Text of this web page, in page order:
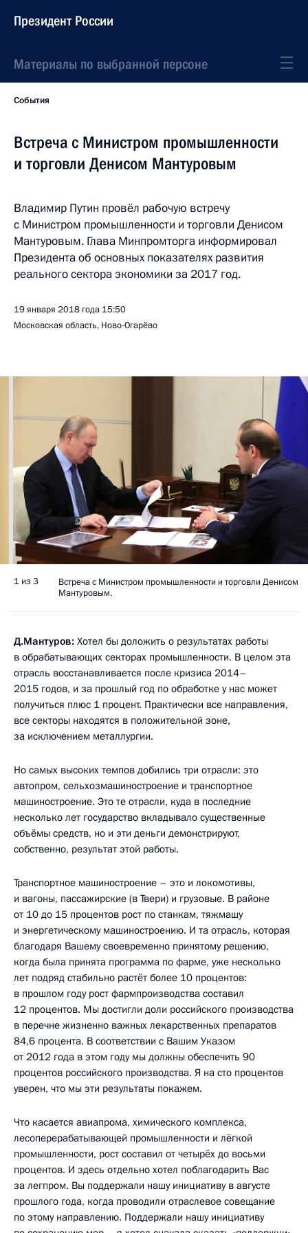
Президент России
Материалы по выбранной персоне
События
Встреча с Министром промышленности
и торговли Денисом Мантуровым
Владимир Путин провёл рабочую встречу
с Министром промышленности и торговли Денисом
Мантуровым. Глава Минпромторга информировал
Президента об основных показателях развития
реального сектора экономики за 2017 год.
19 января 2018 года 15:50
Московская область, Ново-Огарёво
1 из 3
Встреча с Министром промышленности и торговли Денисом
Мантуровым.
Д.Мантуров: Хотел бы доложить о результатах работы
в обрабатывающих секторах промышленности. В целом эта
отрасль восстанавливается после кризиса 2014–
2015 годов, и за прошлый год по обработке у нас может
получиться плюс 1 процент. Практически все направления,
все секторы находятся в положительной зоне,
за исключением металлургии.
Но самых высоких темпов добились три отрасли: это
автопром, сельхозмашиностроение и транспортное
машиностроение. Это те отрасли, куда в последние
несколько лет государство вкладывало существенные
объёмы средств, но и эти деньги демонстрируют,
собственно, результат этой работы.
Транспортное машиностроение – это и локомотивы,
и вагоны, пассажирские (в Твери) и грузовые. В районе
от 10 до 15 процентов рост по станкам, тяжмашу
и энергетическому машиностроению. И та отрасль, которая
благодаря Вашему своевременно принятому решению,
когда была принята программа по фарме, уже несколько
лет подряд стабильно растёт более 10 процентов:
в прошлом году рост фармпроизводства составил
12 процентов. Мы достигли доли российского производства
в перечне жизненно важных лекарственных препаратов
84,6 процента. В соответствии с Вашим Указом
от 2012 года в этом году мы должны обеспечить 90
процентов российского производства. Я на сто процентов
уверен, что мы эти результаты покажем.
Что касается авиапрома, химического комплекса,
лесоперерабатывающей промышленности и лёгкой
промышленности, рост составил от четырёх до восьми
процентов. И здесь отдельно хотел поблагодарить Вас
за легпром. Вы поддержали нашу инициативу в августе
прошлого года, когда проводили отраслевое совещание
по этому направлению. Поддержали нашу инициативу